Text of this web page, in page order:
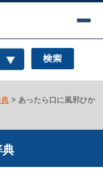
> あったら口に風邪ひか